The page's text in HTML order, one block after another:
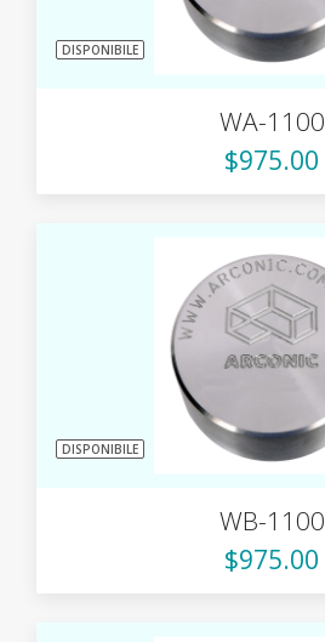
DISPONIBILE
WA-1100
$975.00
DISPONIBILE
WB-1100
$975.00